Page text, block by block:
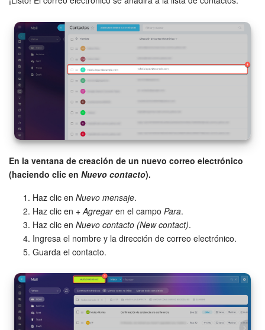
EMPEZAR GRATIS
En la ventana de creación de un nuevo correo electrónico
(haciendo clic en Nuevo contacto).
Haz clic en Nuevo mensaje.
Haz clic en + Agregaren el campo Para.
Haz clic en Nuevo contacto (New contact).
Ingresa el nombre y la dirección de correo electrónico.
Guarda el contacto.